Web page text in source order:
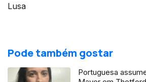
Lusa
Pode também gostar
Portuguesa